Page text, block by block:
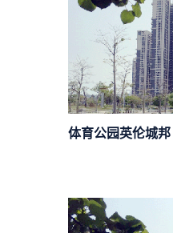
体育公园英伦城邦